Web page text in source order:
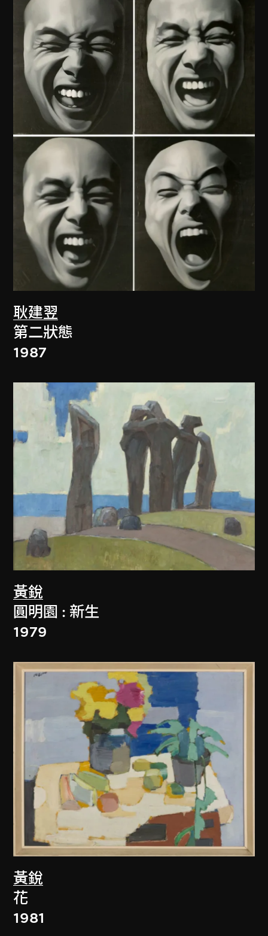
耿建翌
第二狀態
1987
黃銳
圓明園 : 新生
1979
黃銳
花
1981